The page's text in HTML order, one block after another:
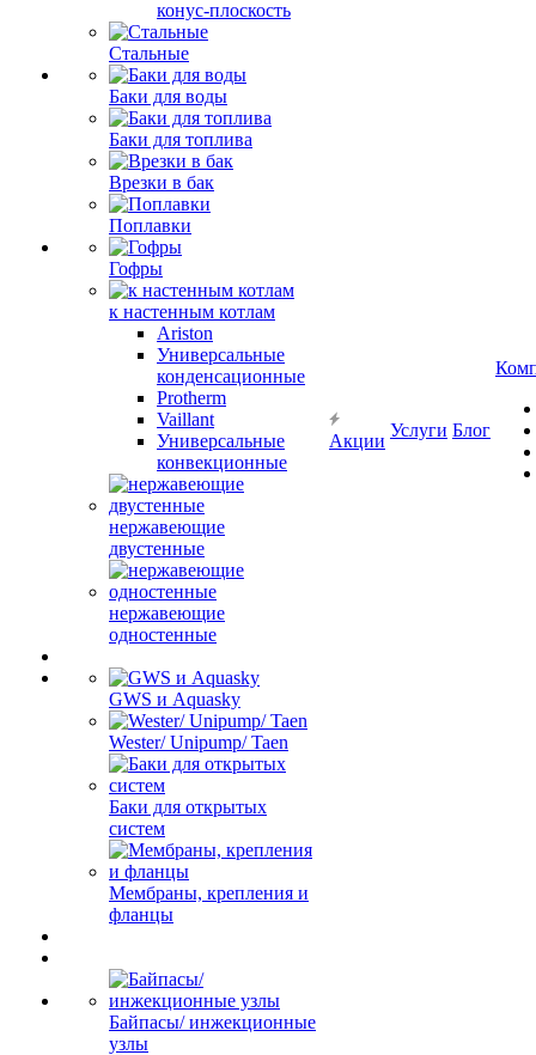
конус-плоскость
Стальные
Баки для воды
Баки для топлива
Врезки в бак
Поплавки
Гофры
к настенным котлам
Ariston
Универсальные
конденсационные
Protherm
Vaillant
Универсальные
конвекционные
нержавеющие
двустенные
нержавеющие
одностенные
GWS и Aquasky
Wester/ Unipump/ Taen
Баки для открытых
систем
Мембраны, крепления и
фланцы
Байпасы/ инжекционные
узлы
Акции
Услуги Блог